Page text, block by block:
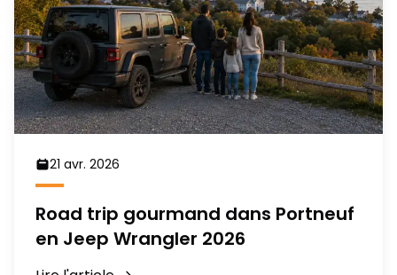
21 avr. 2026
Road trip gourmand dans Portneuf
en Jeep Wrangler 2026